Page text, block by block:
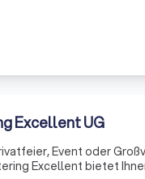
Excellent UG
Event oder
Excellent bietet